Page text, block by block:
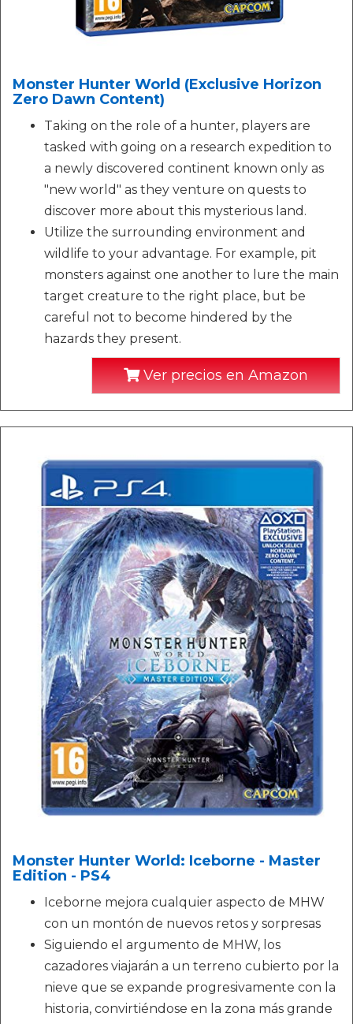
Monster Hunter World (Exclusive Horizon
Zero Dawn Content)
Taking on the role of a hunter, players are
tasked with going on a research expedition to
a newly discovered continent known only as
"new world" as they venture on quests to
discover more about this mysterious land.
Utilize the surrounding environment and
wildlife to your advantage. For example, pit
monsters against one another to lure the main
target creature to the right place, but be
careful not to become hindered by the
hazards they present.
Ver precios en Amazon
Monster Hunter World: Iceborne - Master
Edition - PS4
Iceborne mejora cualquier aspecto de MHW
con un montón de nuevos retos y sorpresas
Siguiendo el argumento de MHW, los
cazadores viajarán a un terreno cubierto por la
nieve que se expande progresivamente con la
historia, convirtiéndose en la zona más grande